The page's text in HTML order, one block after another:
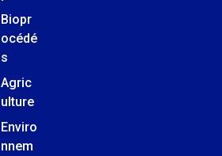
Biopr
océdé
s
Agric
ulture
Enviro
nnem